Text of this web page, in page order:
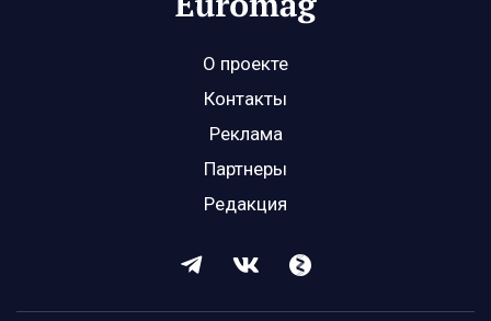
О проекте
Контакты
Реклама
Партнеры
Редакция